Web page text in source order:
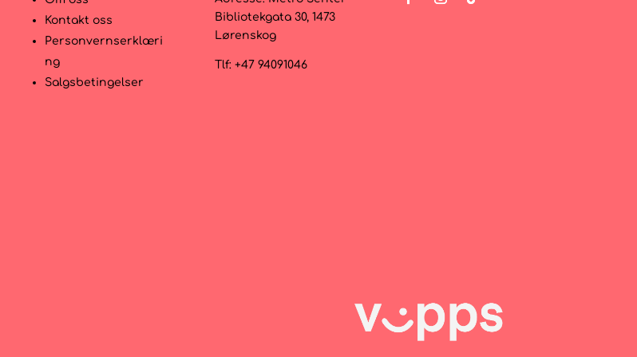
Kontakt oss
Personvernserklæri
ng
Salgsbetingelser
Bibliotekgata 30, 1473
Lørenskog
Tlf: +47 94091046